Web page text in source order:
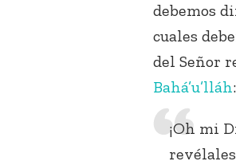
debemos
cuales
del Señor
Bahá’u’lláh:
¡Oh mi